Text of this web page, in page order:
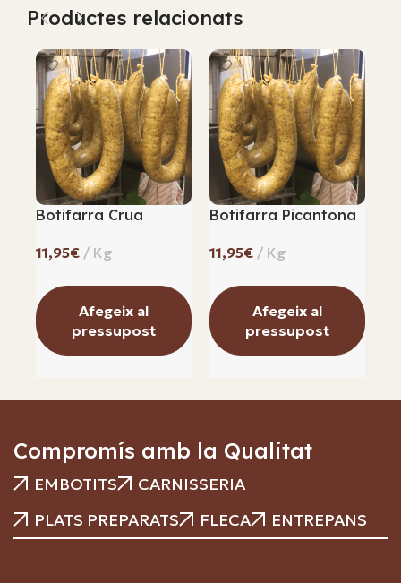
Productes relacionats
Botifarra Crua
€
Afegeix al
pressupost
Botifarra Picantona
€
Afegeix al
pressupost
Compromís amb la Qualitat
EMBOTITS
CARNISSERIA
PLATS PREPARATS
FLECA ENTREPANS